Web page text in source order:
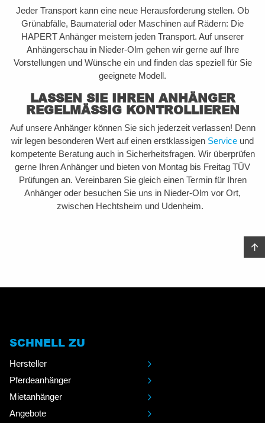
Jeder Transport kann eine neue Herausforderung stellen. Ob
Grünabfälle, Baumaterial oder Maschinen auf Rädern: Die
HAPERT Anhänger meistern jeden Transport. Auf unserer
Anhängerschau in Nieder-Olm gehen wir gerne auf Ihre
Vorstellungen und Wünsche ein und finden das speziell für Sie
geeignete Modell.
LASSEN SIE IHREN ANHÄNGER
REGELMÄSSIG KONTROLLIEREN
Auf unsere Anhänger können Sie sich jederzeit verlassen! Denn
wir legen besonderen Wert auf einen erstklassigen Service und
kompetente Beratung auch in Sicherheitsfragen. Wir überprüfen
gerne Ihren Anhänger und bieten von Montag bis Freitag TÜV
Prüfungen an. Vereinbaren Sie gleich einen Termin für Ihren
Anhänger oder besuchen Sie uns in Nieder-Olm vor Ort,
zwischen Hechtsheim und Udenheim.
SCHNELL ZU
Hersteller
Pferdeanhänger
Mietanhänger
Angebote